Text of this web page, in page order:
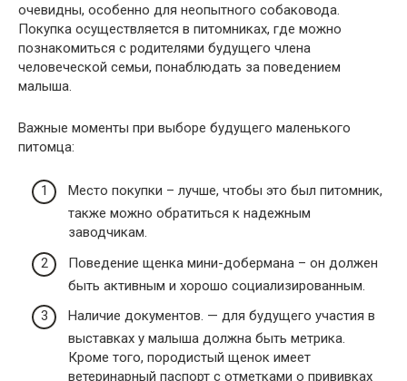
очевидны, особенно для неопытного собаковода.
Покупка осуществляется в питомниках, где можно
познакомиться с родителями будущего члена
человеческой семьи, понаблюдать за поведением
малыша.
Важные моменты при выборе будущего маленького
питомца:
Место покупки – лучше, чтобы это был питомник,
также можно обратиться к надежным
заводчикам.
Поведение щенка мини-добермана – он должен
быть активным и хорошо социализированным.
Наличие документов. — для будущего участия в
выставках у малыша должна быть метрика.
Кроме того, породистый щенок имеет
ветеринарный паспорт с отметками о прививках